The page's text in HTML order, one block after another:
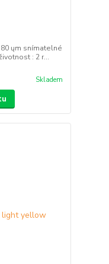
ųm snímatelné
: 2 r...
Skladem